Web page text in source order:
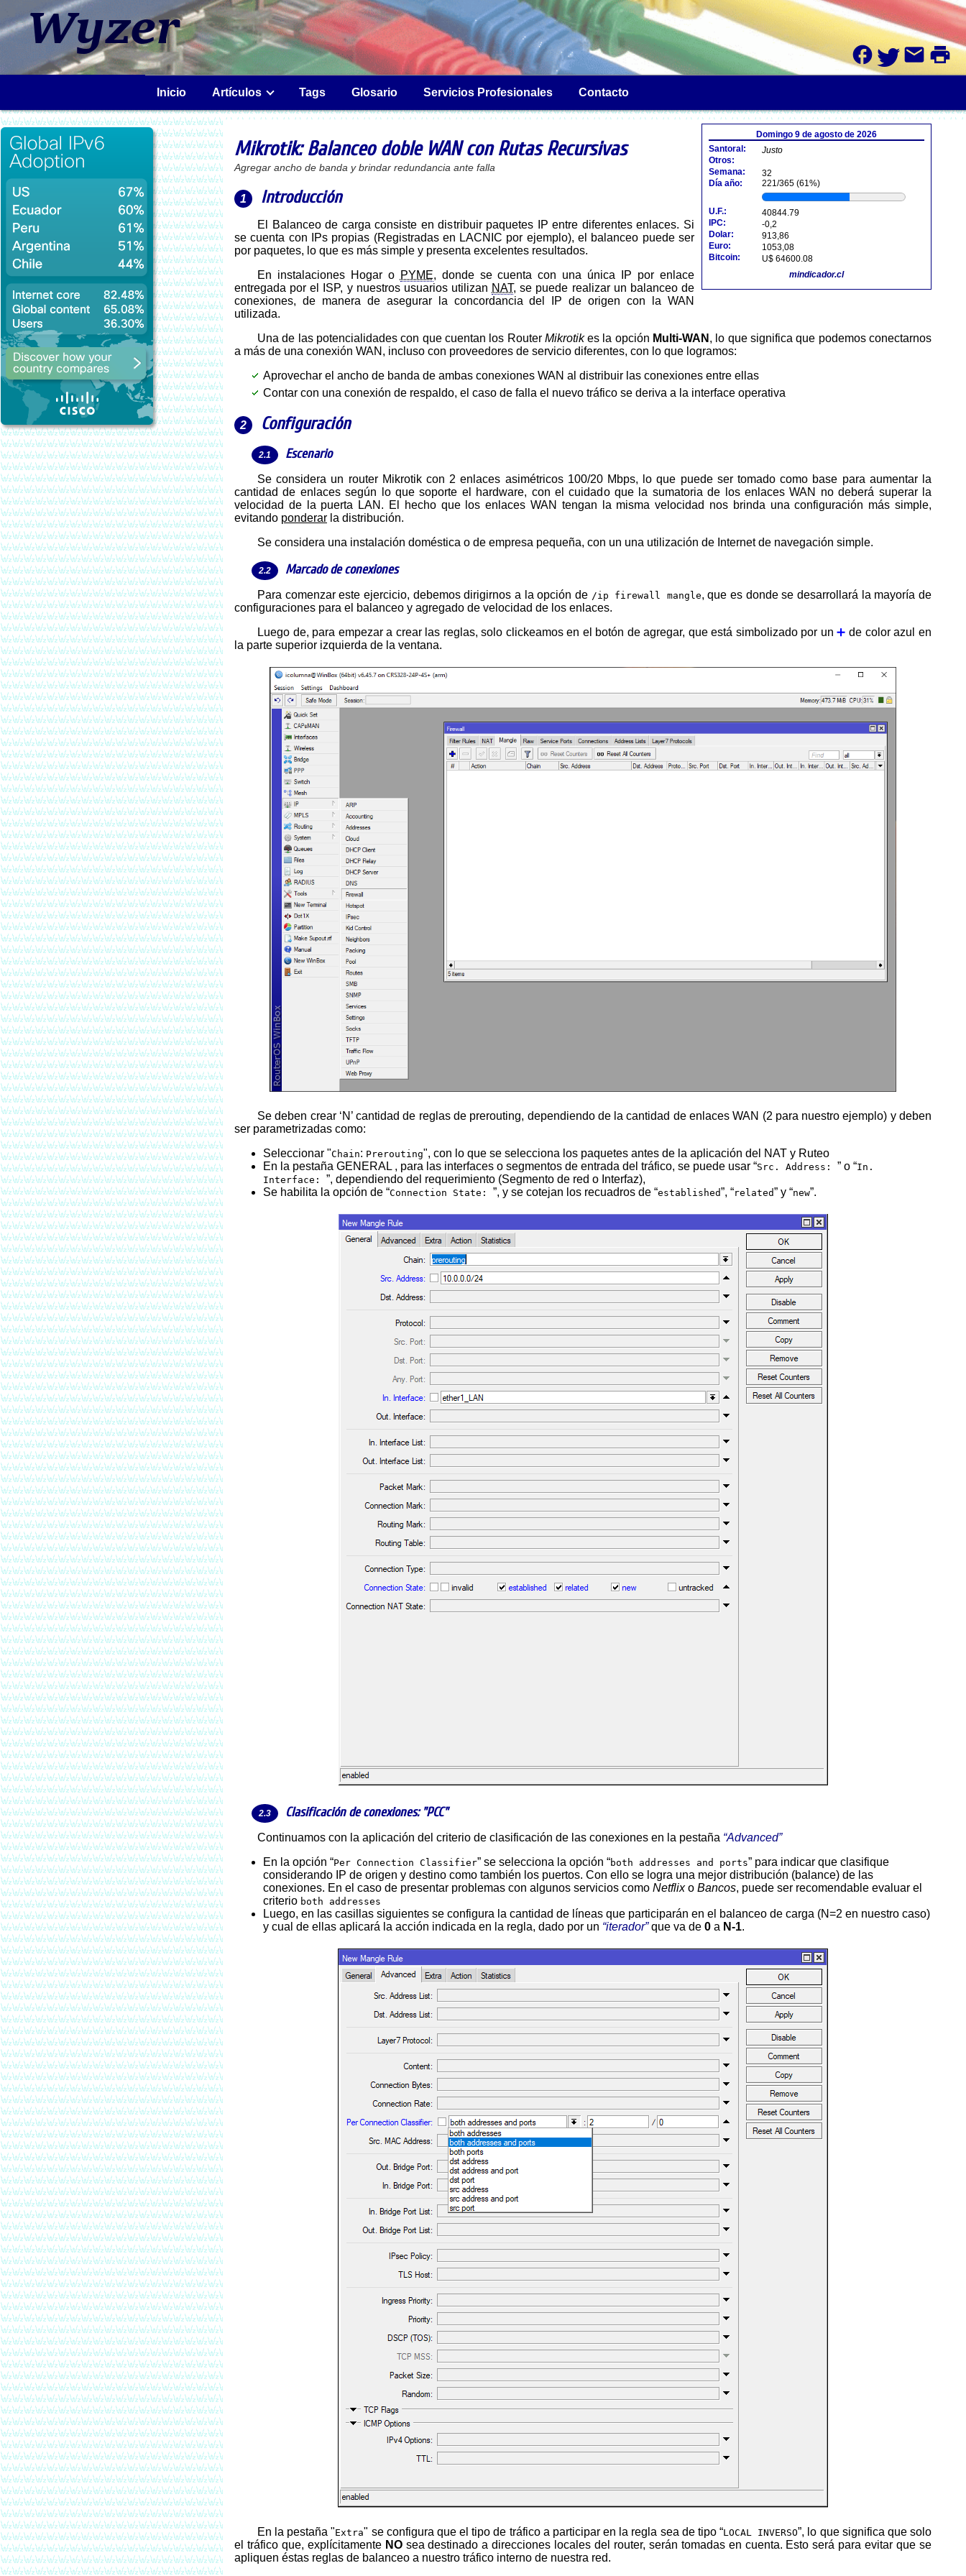
facebook mailprint
Inicio Artículos Tags Glosario Servicios Profesionales Contacto
Domingo 9 de agosto de 2026
Santoral:
Justo
Otros:
Semana:
32
Día año:
221/365 (61%)
U.F.:
40844.79
IPC:
-0,2
Dolar:
913,86
Euro:
1053,08
Bitcoin:
U$ 64600.08
mindicador.cl
Mikrotik: Balanceo doble WAN con Rutas Recursivas
Agregar ancho de banda y brindar redundancia ante falla
Introducción
El Balanceo de carga consiste en distribuir paquetes IP entre diferentes enlaces. Si
se cuenta con IPs propias (Registradas en LACNIC por ejemplo), el balanceo puede ser
por paquetes, lo que es más simple y presenta excelentes resultados.
En instalaciones Hogar o PYME, donde se cuenta con una única IP por enlace
entregada por el ISP, y nuestros usuarios utilizan NAT, se puede realizar un balanceo de
conexiones, de manera de asegurar la concordancia del IP de origen con la WAN
utilizada.
Una de las potencialidades con que cuentan los Router Mikrotikes la opción Multi-WAN , lo que significa que podemos conectarnos
a más de una conexión WAN, incluso con proveedores de servicio diferentes, con lo que logramos:
Aprovechar el ancho de banda de ambas conexiones WAN al distribuir las conexiones entre ellas
Contar con una conexión de respaldo, el caso de falla el nuevo tráfico se deriva a la interface operativa
Configuración
Escenario
Se considera un router Mikrotik con 2 enlaces asimétricos 100/20 Mbps, lo que puede ser tomado como base para aumentar la
cantidad de enlaces según lo que soporte el hardware, con el cuidado que la sumatoria de los enlaces WAN no deberá superar la
velocidad de la puerta LAN. El hecho que los enlaces WAN tengan la misma velocidad nos brinda una configuración más simple,
evitando ponderar la distribución.
Se considera una instalación doméstica o de empresa pequeña, con un una utilización de Internet de navegación simple.
Marcado de conexiones
Para comenzar este ejercicio, debemos dirigirnos a la opción de /ip firewall mangle, que es donde se desarrollará la mayoría de
configuraciones para el balanceo y agregado de velocidad de los enlaces.
Luego de, para empezar a crear las reglas, solo clickeamos en el botón de agregar, que está simbolizado por un➕ de color azul en
la parte superior izquierda de la ventana.
Se deben crear ‘N’ cantidad de reglas de prerouting, dependiendo de la cantidad de enlaces WAN (2 para nuestro ejemplo) y deben
ser parametrizadas como:
Seleccionar "Chain: Prerouting", con lo que se selecciona los paquetes antes de la aplicación del NAT y Ruteo
En la pestaña GENERAL , para las interfaces o segmentos de entrada del tráfico, se puede usar “Src. Address: ” o “In.
Interface: ”, dependiendo del requerimiento (Segmento de red o Interfaz),
Se habilita la opción de “Connection State: ”, y se cotejan los recuadros de “established”, “related” y “new”.
Clasificación de conexiones: "PCC"
Continuamos con la aplicación del criterio de clasificación de las conexiones en la pestaña Advanced
En la opción “Per Connection Classifier” se selecciona la opción “both addresses and ports” para indicar que clasifique
considerando IP de origen y destino como también los puertos. Con ello se logra una mejor distribución (balance) de las
conexiones. En el caso de presentar problemas con algunos servicios como Netflixo Bancos, puede ser recomendable evaluar el
criterio both addresses
Luego, en las casillas siguientes se configura la cantidad de líneas que participarán en el balanceo de carga (N=2 en nuestro caso)
y cual de ellas aplicará la acción indicada en la regla, dado por un iterador que va de 0 a N-1.
En la pestaña "Extra" se configura que el tipo de tráfico a participar en la regla sea de tipo “LOCAL INVERSO”, lo que significa que solo
el tráfico que, explícitamente NOsea destinado a direcciones locales del router, serán tomadas en cuenta. Esto será para evitar que se
apliquen éstas reglas de balanceo a nuestro tráfico interno de nuestra red.